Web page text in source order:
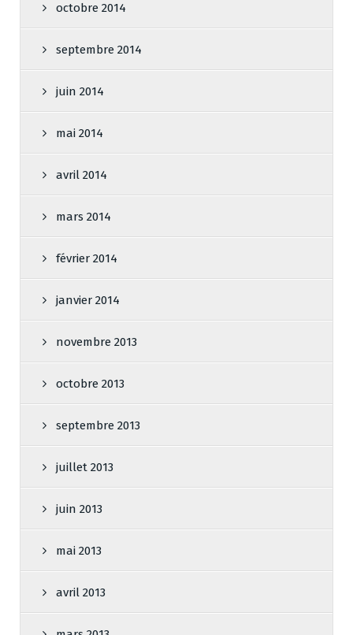
octobre 2014
septembre 2014
juin 2014
mai 2014
avril 2014
mars 2014
février 2014
janvier 2014
novembre 2013
octobre 2013
septembre 2013
juillet 2013
juin 2013
mai 2013
avril 2013